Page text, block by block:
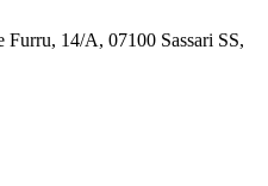
14/A, 07100 Sassari SS,